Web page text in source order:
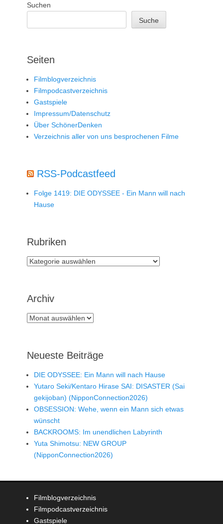
Suchen
Suche
Seiten
Filmblogverzeichnis
Filmpodcastverzeichnis
Gastspiele
Impressum/Datenschutz
Über SchönerDenken
Verzeichnis aller von uns besprochenen Filme
RSS-Podcastfeed
Folge 1419: DIE ODYSSEE - Ein Mann will nach
Hause
Rubriken
Rubriken
Archiv
Archiv
Neueste Beiträge
DIE ODYSSEE: Ein Mann will nach Hause
Yutaro Seki/Kentaro Hirase SAI: DISASTER (Sai
gekijoban) (NipponConnection2026)
OBSESSION: Wehe, wenn ein Mann sich etwas
wünscht
BACKROOMS: Im unendlichen Labyrinth
Yuta Shimotsu: NEW GROUP
(NipponConnection2026)
Filmblogverzeichnis
Filmpodcastverzeichnis
Gastspiele